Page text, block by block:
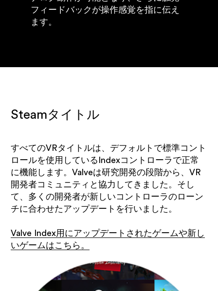
フィードバックが操作感覚を指に伝え
ます。
Steamタイトル
すべてのVRタイトルは、デフォルトで標準コント
ロールを使用しているIndexコントローラで正常
に機能します。Valveは研究開発の段階から、VR
開発者コミュニティと協力してきました。そし
て、多くの開発者が新しいコントローラのローン
チに合わせたアップデートを行いました。
Valve Index用にアップデートされたゲームや新し
いゲームはこちら。